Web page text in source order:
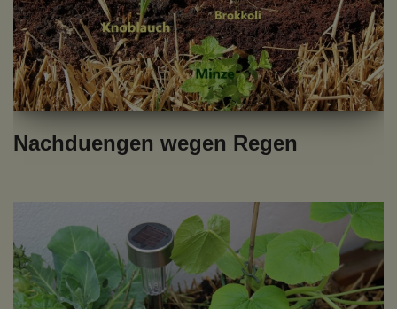
Nachduengen wegen Regen